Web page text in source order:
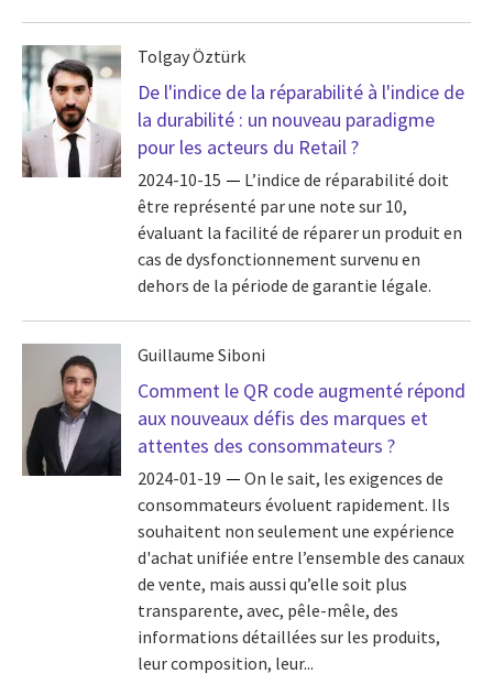
Tolgay Öztürk
De l'indice de la réparabilité à l'indice de
la durabilité : un nouveau paradigme
pour les acteurs du Retail ?
2024-10-15
L’indice de réparabilité doit
être représenté par une note sur 10,
évaluant la facilité de réparer un produit en
cas de dysfonctionnement survenu en
dehors de la période de garantie légale.
Guillaume Siboni
Comment le QR code augmenté répond
aux nouveaux défis des marques et
attentes des consommateurs ?
2024-01-19
On le sait, les exigences de
consommateurs évoluent rapidement. Ils
souhaitent non seulement une expérience
d'achat unifiée entre l’ensemble des canaux
de vente, mais aussi qu’elle soit plus
transparente, avec, pêle-mêle, des
informations détaillées sur les produits,
leur composition, leur...